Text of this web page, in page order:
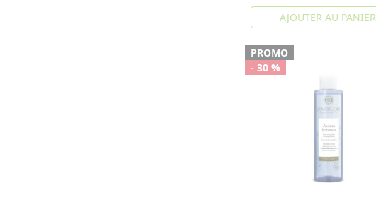
AJOUTER AU PANIER
PROMO
- 30 %